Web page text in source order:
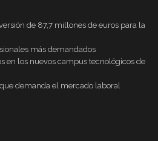
de 87,7 millones de euros para la
más demandados
en los nuevos campus tecnológicos de
demanda el mercado laboral